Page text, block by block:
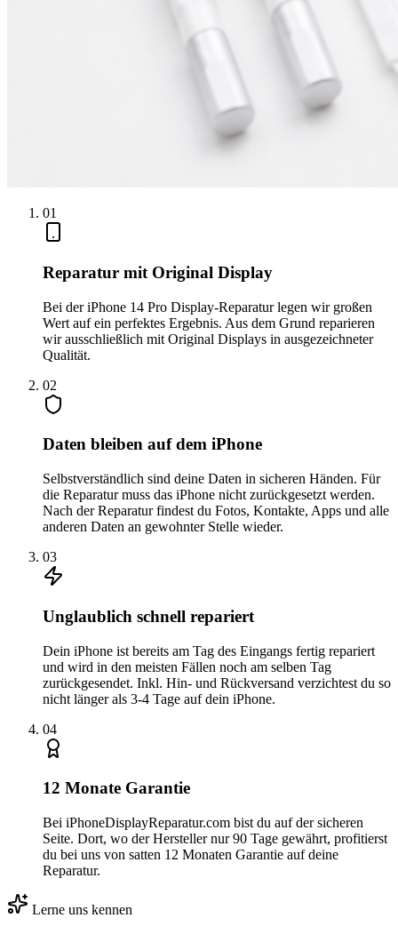
01
Reparatur mit Original Display
Bei der iPhone 14 Pro Display-Reparatur legen wir großen
Wert auf ein perfektes Ergebnis. Aus dem Grund reparieren
wir ausschließlich mit Original Displays in ausgezeichneter
Qualität.
02
Daten bleiben auf dem iPhone
Selbstverständlich sind deine Daten in sicheren Händen. Für
die Reparatur muss das iPhone nicht zurückgesetzt werden.
Nach der Reparatur findest du Fotos, Kontakte, Apps und alle
anderen Daten an gewohnter Stelle wieder.
03
Unglaublich schnell repariert
Dein iPhone ist bereits am Tag des Eingangs fertig repariert
und wird in den meisten Fällen noch am selben Tag
zurückgesendet. Inkl. Hin- und Rückversand verzichtest du so
nicht länger als 3-4 Tage auf dein iPhone.
04
12 Monate Garantie
Bei iPhoneDisplayReparatur.com bist du auf der sicheren
Seite. Dort, wo der Hersteller nur 90 Tage gewährt, profitierst
du bei uns von satten 12 Monaten Garantie auf deine
Reparatur.
Lerne uns kennen